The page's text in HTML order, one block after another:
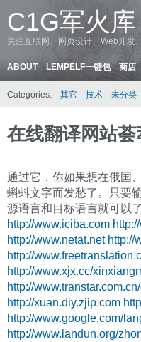
C1G军火库
关注互联网、网页设计、Web开
ABOUT LEMPELF一键包 商店
Categories: 其它 技术 未分类
在线翻译网站荟
通过它，你如果想在俄国
蝌蚪文字而发愁了。只要
源语言和目标语言就可以
http://www.iciba.com
http://www.netat.net http://
http://
http://www.xjx.cc/
http://
http://xuan.diy.zjip.com
http://www.google.com/
http://www.landun.org/